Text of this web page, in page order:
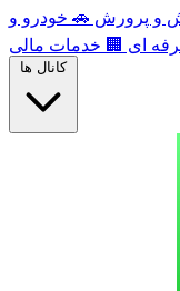
و پرورش 🚗 خودرو و
ای 🏢 خدمات مالی
کانال ها